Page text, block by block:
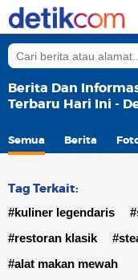
Berita Dan
Terbaru Hari Ini -
Semua Berita
Tag Terkait:
#kuliner legendaris
#restoran klasik
#alat makan mewah